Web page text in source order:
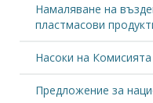
Намаляване на
пластмасови
Насоки на Комисията
Предложение за